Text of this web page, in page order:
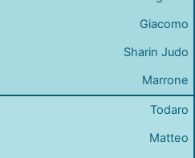
Giacomo
Sharin Judo
Marrone
Todaro
Matteo